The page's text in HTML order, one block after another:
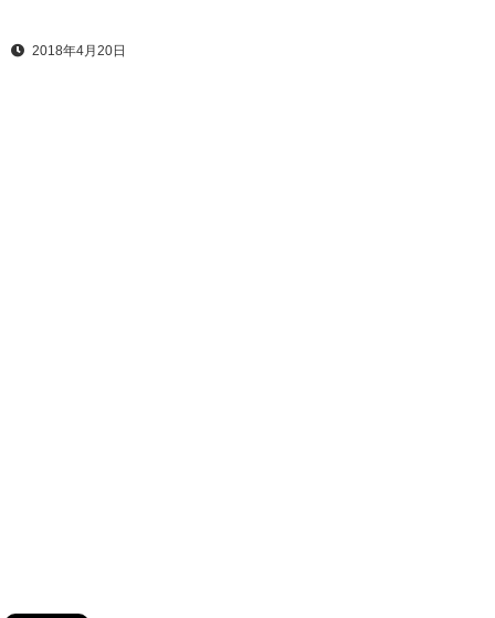
2018年4月20日